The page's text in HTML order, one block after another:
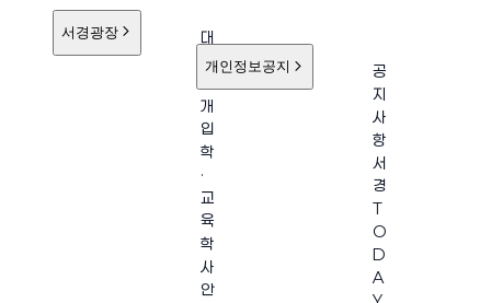
서경광장
대
학
개
입
학
·
교
육
학
사
안
개인정보공지
공
지
사
항
서
경
T
O
D
A